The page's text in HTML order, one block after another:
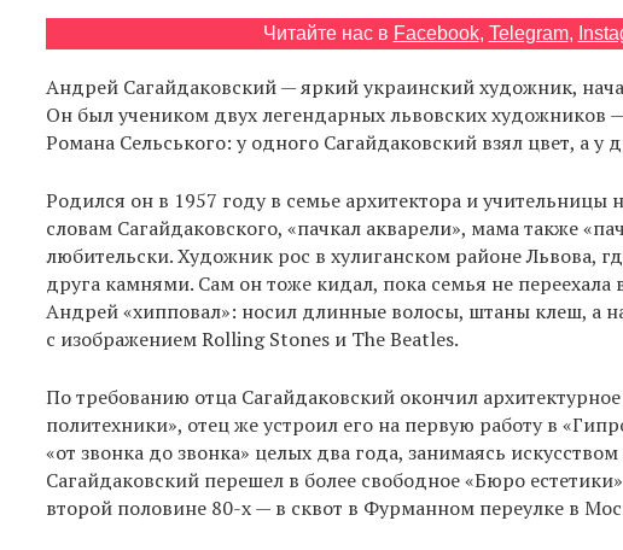
Читайте нас в Facebook, Telegram,
Андрей Сагайдаковский — яркий украинский художник,
Он был учеником двух легендарных львовских художников
Романа Сельського: у одного Сагайдаковский взял цвет, а
Родился он в 1957 году в семье архитектора и учительницы
словам Сагайдаковского, «пачкал акварели», мама также
любительски. Художник рос в хулиганском районе Львова,
друга камнями. Сам он тоже кидал, пока семья не
Андрей «хипповал»: носил длинные волосы, штаны клеш, а
с изображением Rolling Stones и The Beatles.
По требованию отца Сагайдаковский окончил
политехники», отец же устроил его на первую работу в
«от звонка до звонка» целых два года, занимаясь
Сагайдаковский перешел в более свободное «Бюро
второй половине 80-х — в сквот в Фурманном переулке в